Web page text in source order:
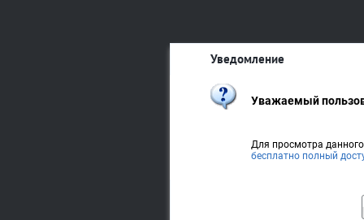
Уведомление
Уважаемый
Для просмотра
бесплатно полный